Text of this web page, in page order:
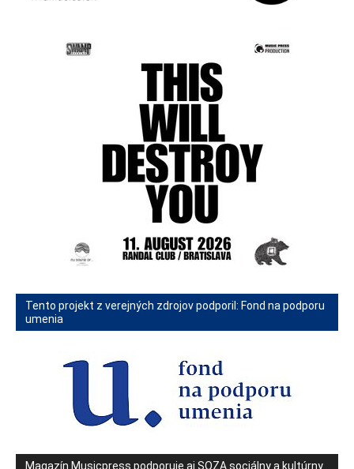
Tento projekt z verejných zdrojov podporil: Fond na podporu
umenia
Magazín Musicpress podporuje aj SOZA sociálny a kultúrny